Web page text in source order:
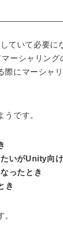
ていて必要に
ーシャリン
にマーシャ
です。
いがUnity向
ったとき
き